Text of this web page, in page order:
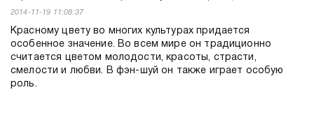
2014-11-19 11:08:37
Красному цвету во многих культурах придается
особенное значение. Во всем мире он традиционно
считается цветом молодости, красоты, страсти,
смелости и любви. В фэн-шуй он также играет особую
роль.